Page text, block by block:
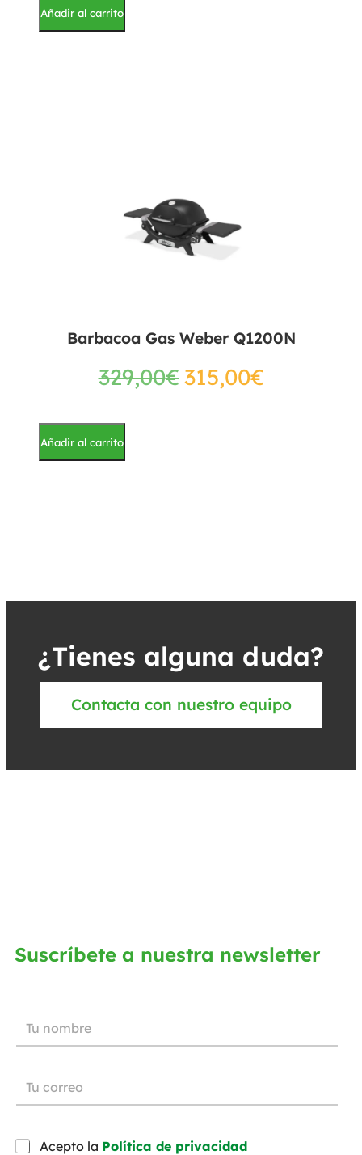
Añadir al carrito
Barbacoa Gas Weber Q1200N
329,00€315,00€
Añadir al carrito
¿Tienes alguna duda?
Contacta con nuestro equipo
Suscríbete a nuestra newsletter
Acepto la Política de privacidad